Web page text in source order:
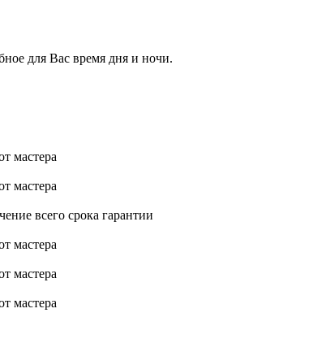
для Вас время дня и ночи.
мастера
мастера
всего срока гарантии
мастера
мастера
мастера